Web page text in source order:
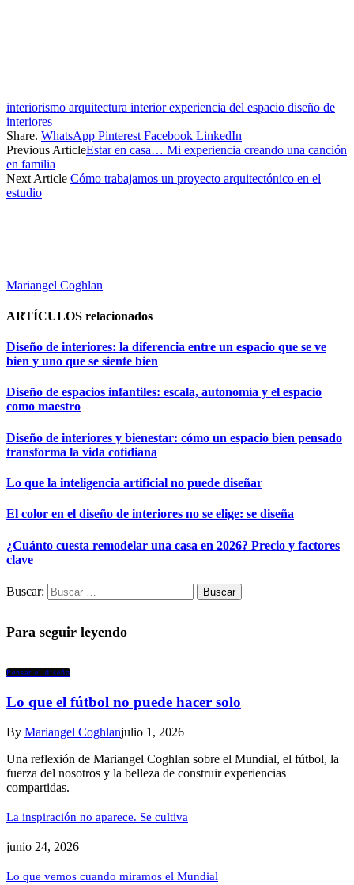
interiorismo arquitectura interior experiencia del espacio diseño de
interiores
Share. WhatsApp Pinterest Facebook LinkedIn
Previous ArticleEstar en casa… Mi experiencia creando una canción
en familia
Next Article Cómo trabajamos un proyecto arquitectónico en el
estudio
Mariangel Coghlan
ARTÍCULOS relacionados
Diseño de interiores: la diferencia entre un espacio que se ve
bien y uno que se siente bien
Diseño de espacios infantiles: escala, autonomía y el espacio
como maestro
Diseño de interiores y bienestar: cómo un espacio bien pensado
transforma la vida cotidiana
Lo que la inteligencia artificial no puede diseñar
El color en el diseño de interiores no se elige: se diseña
¿Cuánto cuesta remodelar una casa en 2026? Precio y factores
clave
Buscar:
Para seguir leyendo
Pensar el diseño
Lo que el fútbol no puede hacer solo
By Mariangel Coghlanjulio 1, 2026
Una reflexión de Mariangel Coghlan sobre el Mundial, el fútbol, la
fuerza del nosotros y la belleza de construir experiencias
compartidas.
La inspiración no aparece. Se cultiva
junio 24, 2026
Lo que vemos cuando miramos el Mundial